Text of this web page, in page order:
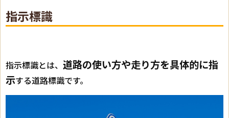
指示標識
指示標識とは、 道路の使い方や走り方を具体的に指
示する道路標識です。